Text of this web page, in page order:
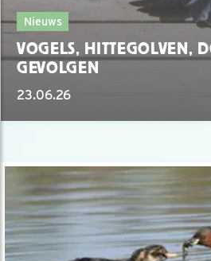
Nieuws
VOGELS, HITTEGOLVEN,
GEVOLGEN
23.06.26